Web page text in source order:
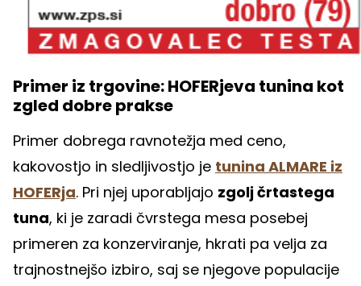
Primer iz trgovine: HOFERjeva tunina kot
zgled dobre prakse
Primer dobrega ravnotežja med ceno,
kakovostjo in sledljivostjo je tunina ALMARE iz
HOFERja. Pri njej uporabljajo zgolj črtastega
tuna, ki je zaradi čvrstega mesa posebej
primeren za konzerviranje, hkrati pa velja za
trajnostnejšo izbiro, saj se njegove populacije